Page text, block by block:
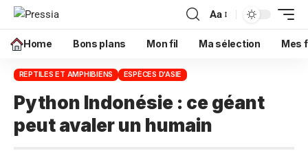
Aa
Home Bons plans Mon fil Ma sélection Mes
REPTILES ET AMPHIBIENS ESPÈCES D'ASIE
Python Indonésie : ce géant
peut avaler un humain